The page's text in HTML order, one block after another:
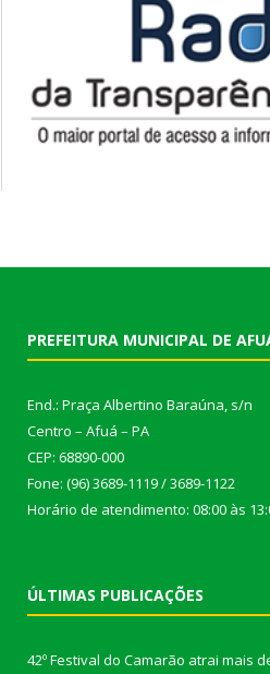
PREFEITURA MUNICIPAL DE
End.: Praça Albertino Baraúna, s/n
Centro – Afuá – PA
CEP: 68890-000
Fone: (96) 3689-1119 / 3689-1122
Horário de atendimento: 08:00 às
ÚLTIMAS PUBLICAÇÕES
42º Festival do Camarão atrai mais